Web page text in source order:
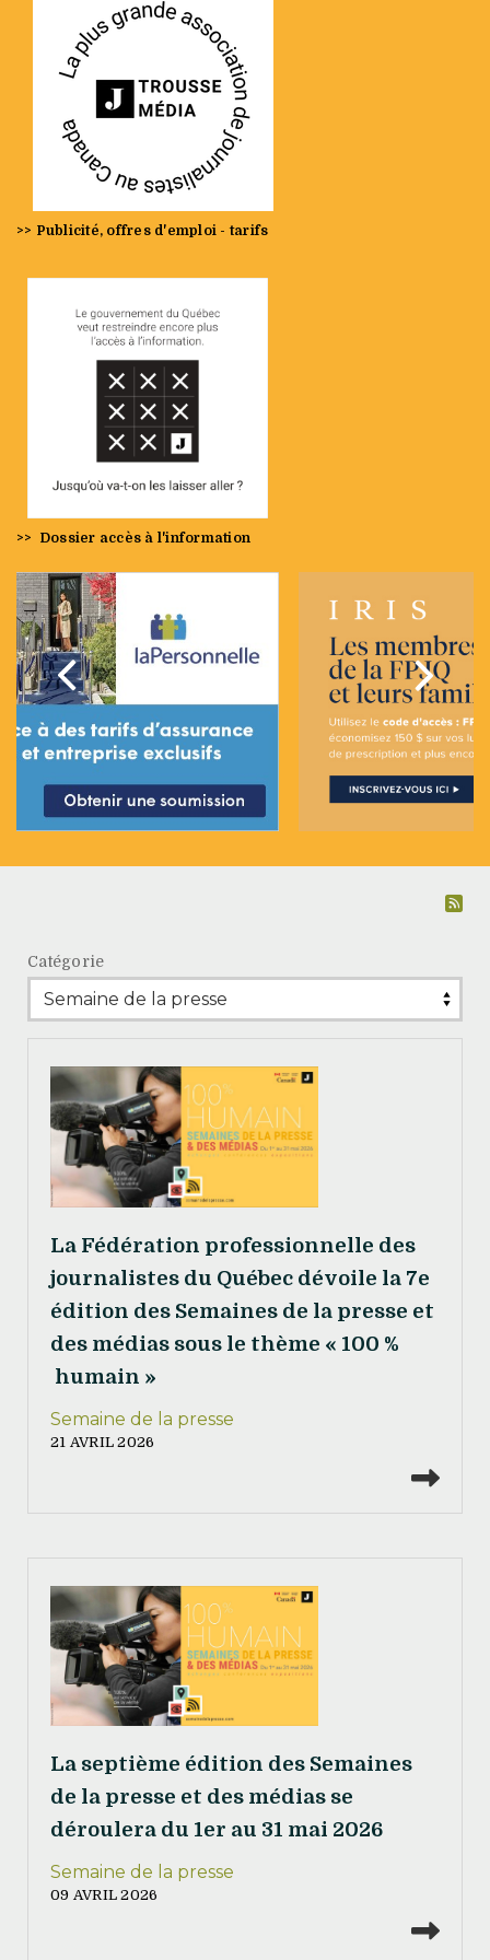
>> Publicité, offres d'emploi - tarifs
>> Dossier accès à l'information
Précédent
Catégorie
La Fédération professionnelle des
journalistes du Québec dévoile la 7e
édition des Semaines de la presse et
des médias sous le thème « 100 %
humain »
Semaine de la presse
21 AVRIL 2026
La septième édition des Semaines
de la presse et des médias se
déroulera du 1er au 31 mai 2026
Semaine de la presse
09 AVRIL 2026